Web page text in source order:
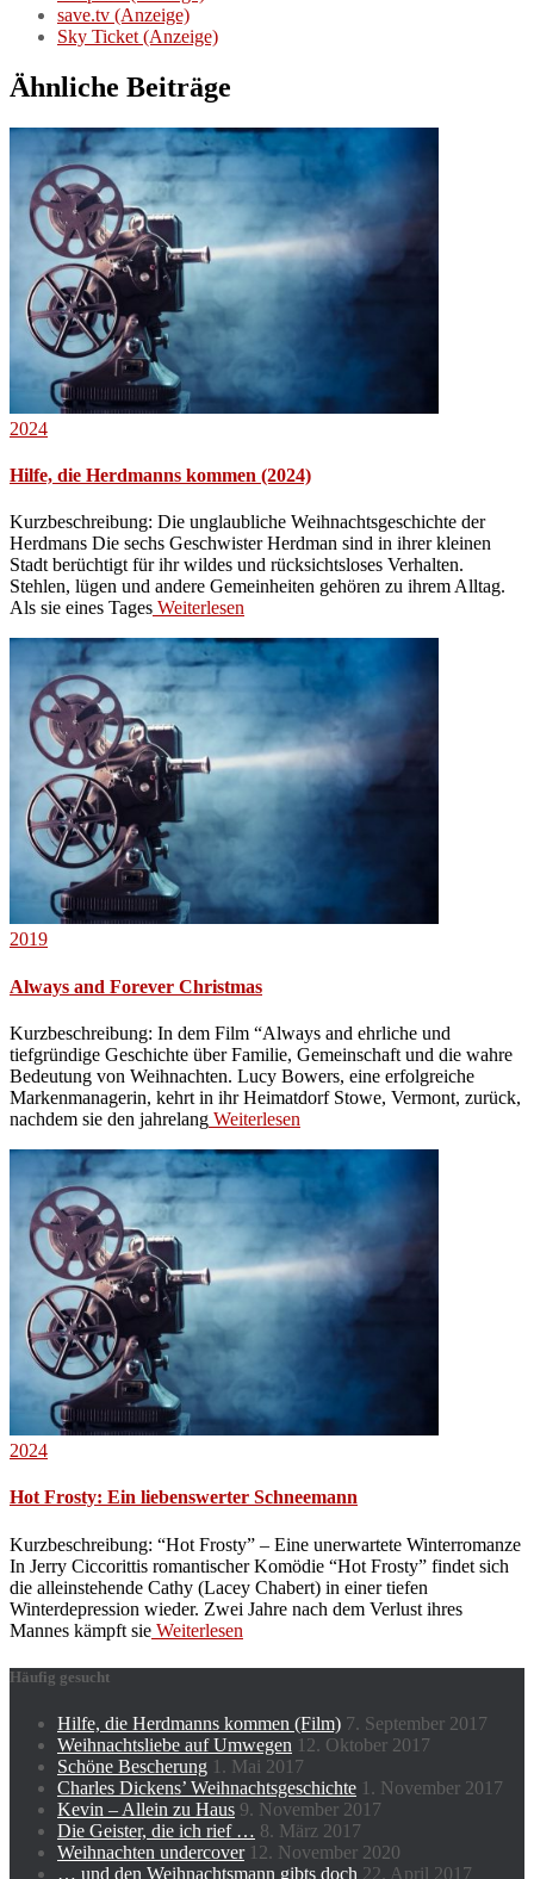
save.tv (Anzeige)
Sky Ticket (Anzeige)
Ähnliche Beiträge
2024
Hilfe, die Herdmanns kommen (2024)
Kurzbeschreibung: Die unglaubliche Weihnachtsgeschichte der
Herdmans Die sechs Geschwister Herdman sind in ihrer kleinen
Stadt berüchtigt für ihr wildes und rücksichtsloses Verhalten.
Stehlen, lügen und andere Gemeinheiten gehören zu ihrem Alltag.
Als sie eines Tages Weiterlesen
2019
Always and Forever Christmas
Kurzbeschreibung: In dem Film “Always and ehrliche und
tiefgründige Geschichte über Familie, Gemeinschaft und die wahre
Bedeutung von Weihnachten. Lucy Bowers, eine erfolgreiche
Markenmanagerin, kehrt in ihr Heimatdorf Stowe, Vermont, zurück,
nachdem sie den jahrelang Weiterlesen
2024
Hot Frosty: Ein liebenswerter Schneemann
Kurzbeschreibung: “Hot Frosty” – Eine unerwartete Winterromanze
In Jerry Ciccorittis romantischer Komödie “Hot Frosty” findet sich
die alleinstehende Cathy (Lacey Chabert) in einer tiefen
Winterdepression wieder. Zwei Jahre nach dem Verlust ihres
Mannes kämpft sie Weiterlesen
Häufig gesucht
Hilfe, die Herdmanns kommen (Film) 7. September 2017
Weihnachtsliebe auf Umwegen 12. Oktober 2017
Schöne Bescherung 1. Mai 2017
Charles Dickens’ Weihnachtsgeschichte 1. November 2017
Kevin – Allein zu Haus 9. November 2017
Die Geister, die ich rief … 8. März 2017
Weihnachten undercover 12. November 2020
… und den Weihnachtsmann gibts doch 22. April 2017